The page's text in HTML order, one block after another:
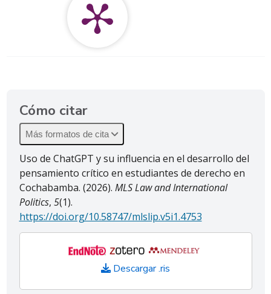
Cómo citar
Más formatos de cita
Uso de ChatGPT y su influencia en el desarrollo del
pensamiento crítico en estudiantes de derecho en
Cochabamba. (2026). MLS Law and International
Politics, 5(1).
https://doi.org/10.58747/mlslip.v5i1.4753
Descargar .ris